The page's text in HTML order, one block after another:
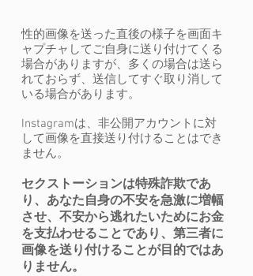
性的画像を送った直後の様子を画面キ
ャプチャしてご自身に送り付けてくる
場合がありますが、多くの場合は送ら
れておらず、送信してすぐ取り消して
いる場合があります。
Instagramは、非公開アカウントに対
して画像を直接送り付けることはでき
ません。
セクストーションは特殊詐欺であ
り、あなた自身の不安を急激に増幅
させ、不安から逃れたいためにお金
を支払わせることであり、第三者に
画像を送り付けることが目的ではあ
りません。